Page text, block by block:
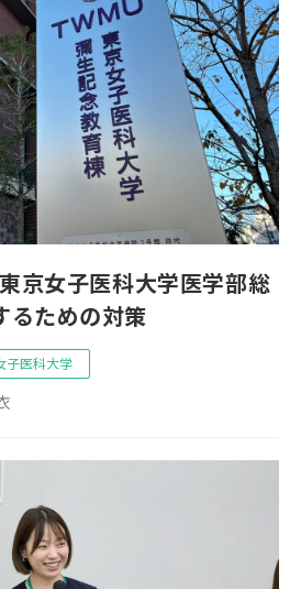
京女子医科大学医学部総
るための対策
子医科大学